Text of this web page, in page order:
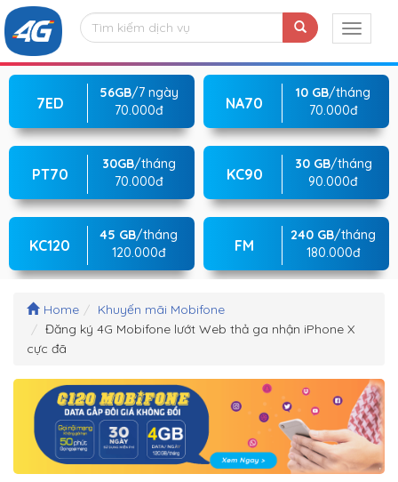
7ED
56GB/7 ngày
70.000đ
NA70
10 GB/tháng
70.000đ
PT70
30GB/tháng
70.000đ
KC90
30 GB/tháng
90.000đ
KC120
45 GB/tháng
120.000đ
FM
240 GB/tháng
180.000đ
Home
Khuyến mãi Mobifone
Đăng ký 4G Mobifone lướt Web thả ga nhận iPhone X
cực đã